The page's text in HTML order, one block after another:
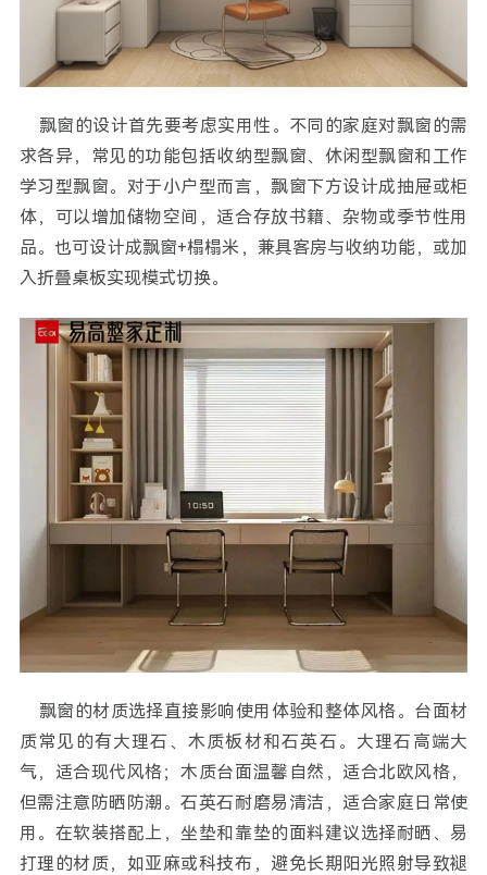
飘窗的设计首先要考虑实用性。不同的家庭对飘窗的需
求各异，常见的功能包括收纳型飘窗、休闲型飘窗和工作
学习型飘窗。对于小户型而言，飘窗下方设计成抽屉或柜
体，可以增加储物空间，适合存放书籍、杂物或季节性用
品。也可设计成飘窗+榻榻米，兼具客房与收纳功能，或加
入折叠桌板实现模式切换。
飘窗的材质选择直接影响使用体验和整体风格。台面材
质常见的有大理石、木质板材和石英石。大理石高端大
气，适合现代风格；木质台面温馨自然，适合北欧风格，
但需注意防晒防潮。石英石耐磨易清洁，适合家庭日常使
用。在软装搭配上，坐垫和靠垫的面料建议选择耐晒、易
打理的材质，如亚麻或科技布，避免长期阳光照射导致褪